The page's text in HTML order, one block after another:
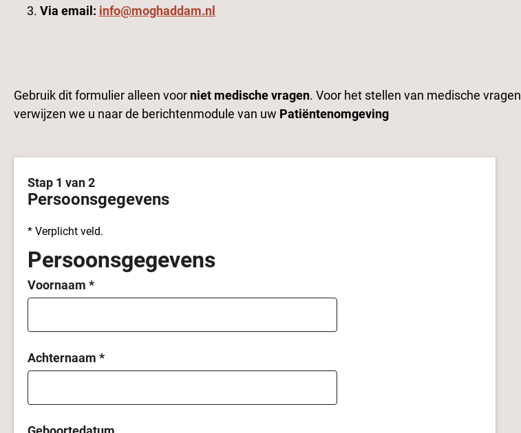
Via email: info@moghaddam.nl
Gebruik dit formulier alleen voor niet medische vragen. Voor het stellen van medische vragen
verwijzen we u naar de berichtenmodule van uw Patiëntenomgeving
Stap 1 van 2
Persoonsgegevens
* Verplicht veld.
Persoonsgegevens
Voornaam *
Achternaam *